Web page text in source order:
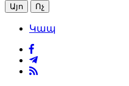
Այո Ոչ
Կապ